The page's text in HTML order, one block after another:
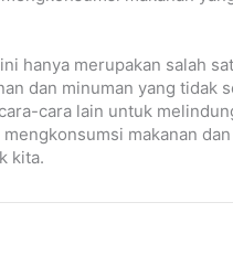
hanya merupakan salah
dan minuman yang tidak
cara lain untuk
makanan
kita.